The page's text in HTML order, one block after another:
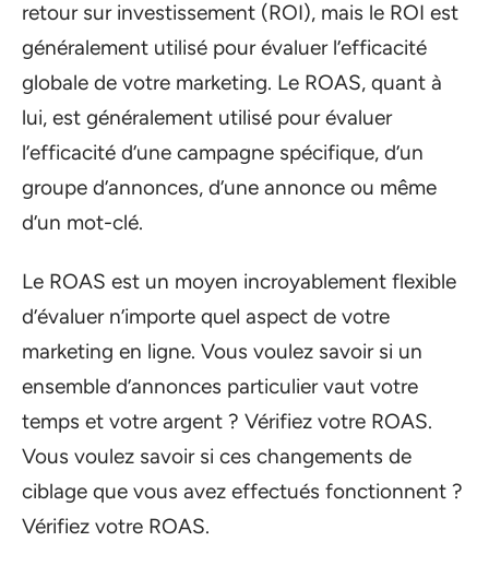
retour sur investissement (ROI), mais le ROI est
généralement utilisé pour évaluer l’efficacité
globale de votre marketing. Le ROAS, quant à
lui, est généralement utilisé pour évaluer
l’efficacité d’une campagne spécifique, d’un
groupe d’annonces, d’une annonce ou même
d’un mot-clé.
Le ROAS est un moyen incroyablement flexible
d’évaluer n’importe quel aspect de votre
marketing en ligne. Vous voulez savoir si un
ensemble d’annonces particulier vaut votre
temps et votre argent ? Vérifiez votre ROAS.
Vous voulez savoir si ces changements de
ciblage que vous avez effectués fonctionnent ?
Vérifiez votre ROAS.